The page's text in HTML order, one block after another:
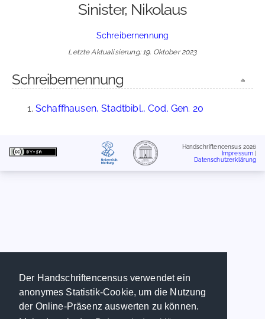
Der Handschriftencensus verwendet ein
anonymes Statistik-Cookie, um die Nutzung
der Online-Präsenz auswerten zu können.
Sinister, Nikolaus
Schreibernennung
Letzte Aktualisierung: 19. Oktober 2023
Schreibernennung
Schaffhausen, Stadtbibl., Cod. Gen. 20
Handschriftencensus 2026
Impressum
Datenschutzerklärung